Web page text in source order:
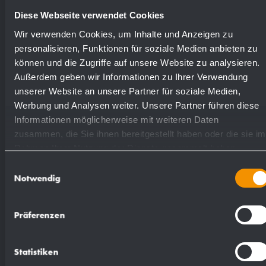
Diese Webseite verwendet Cookies
Wir verwenden Cookies, um Inhalte und Anzeigen zu
personalisieren, Funktionen für soziale Medien anbieten zu
können und die Zugriffe auf unsere Website zu analysieren.
Außerdem geben wir Informationen zu Ihrer Verwendung
unserer Website an unsere Partner für soziale Medien,
Werbung und Analysen weiter. Unsere Partner führen diese
Informationen möglicherweise mit weiteren Daten
zusammen, die Sie ihnen bereitgestellt haben oder die sie im
Rahmen Ihrer Nutzung der Dienste gesammelt haben.
Notwendig
Präferenzen
Statistiken
lucidate 731100
verniciate (in colore) 728115
sacchi igienici in carta del tipo commerciale
(acciaio inossidabile WN 1.4301) per il